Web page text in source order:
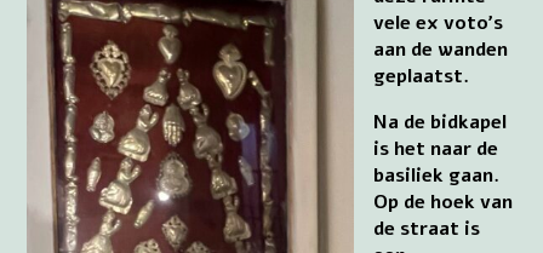
vele ex voto’s
aan de wanden
geplaatst.
Na de bidkapel
is het naar de
basiliek gaan.
Op de hoek van
de straat is